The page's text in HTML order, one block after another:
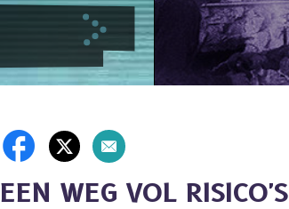
EEN WEG VOL RISICO'S